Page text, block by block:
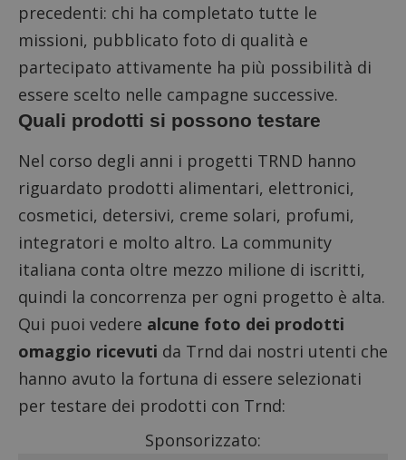
precedenti: chi ha completato tutte le
missioni, pubblicato foto di qualità e
partecipato attivamente ha più possibilità di
essere scelto nelle campagne successive.
Quali prodotti si possono testare
Nel corso degli anni i progetti TRND hanno
riguardato prodotti alimentari, elettronici,
cosmetici, detersivi, creme solari, profumi,
integratori e molto altro. La community
italiana conta oltre mezzo milione di iscritti,
quindi la concorrenza per ogni progetto è alta.
Qui puoi vedere alcune foto dei prodotti
omaggio ricevuti da Trnd dai nostri utenti che
hanno avuto la fortuna di essere selezionati
per testare dei prodotti con Trnd:
Sponsorizzato: